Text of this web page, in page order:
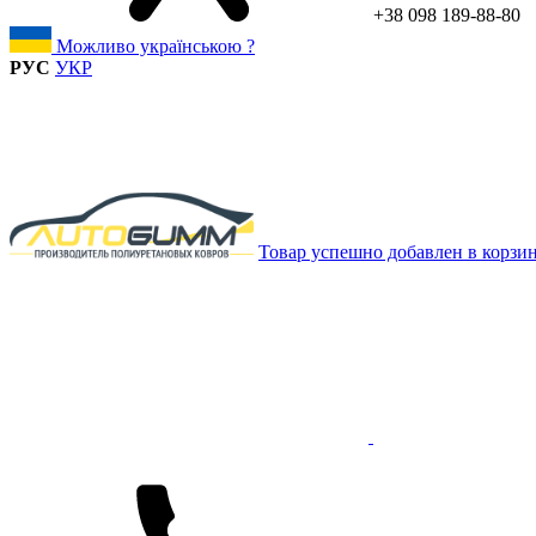
+38 098 189-88-80
Можливо українською ?
РУС УКР
Товар успешно добавлен в